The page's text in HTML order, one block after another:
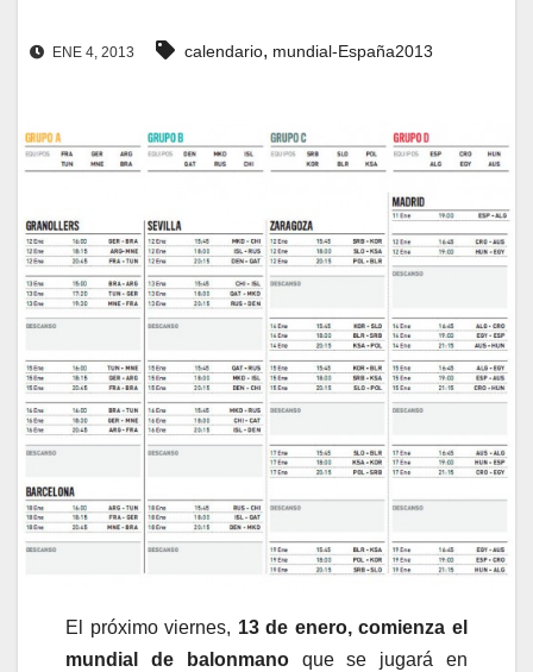
ENE 4, 2013 calendario, mundial-España2013
El próximo viernes, 13 de enero, comienza el
mundial de balonmanoque se jugará en